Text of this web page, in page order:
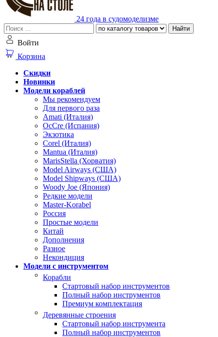
24 года в судомоделизме
Найти
Войти
Корзина
Скидки
Новинки
Модели кораблей
Мы рекомендуем
Для первого раза
Amati (Италия)
OcCre (Испания)
Экзотика
Corel (Италия)
Mantua (Италия)
MarisStella (Хорватия)
Model Airways (США)
Model Shipways (США)
Woody Joe (Япония)
Редкие модели
Master-Korabel
Россия
Простые модели
Китай
Дополнения
Разное
Некондиция
Модели с инструментом
Корабли
Стартовый набор инструментов
Полный набор инструментов
Премиум комплектация
Деревянные строения
Стартовый набор инструмента
Полный набор инструментов